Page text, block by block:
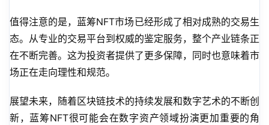
值得注意的是，蓝筹NFT市场已经形成了相对成熟的交易生
态。从专业的交易平台到权威的鉴定服务，整个产业链条正
在不断完善。这为投资者提供了更多保障，同时也意味着市
场正在走向理性和规范。
展望未来，随着区块链技术的持续发展和数字艺术的不断创
新，蓝筹NFT很可能会在数字资产领域扮演更加重要的角